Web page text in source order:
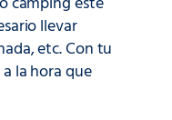
llevar
etc. Con tu
la hora que